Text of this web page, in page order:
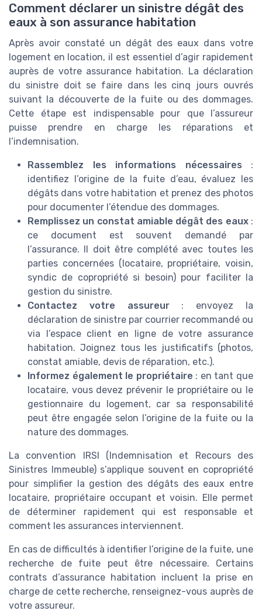
Comment déclarer un sinistre dégât des
eaux à son assurance habitation
Après avoir constaté un dégât des eaux dans votre
logement en location, il est essentiel d’agir rapidement
auprès de votre assurance habitation. La déclaration
du sinistre doit se faire dans les cinq jours ouvrés
suivant la découverte de la fuite ou des dommages.
Cette étape est indispensable pour que l’assureur
puisse prendre en charge les réparations et
l’indemnisation.
Rassemblez les informations nécessaires :
identifiez l’origine de la fuite d’eau, évaluez les
dégâts dans votre habitation et prenez des photos
pour documenter l’étendue des dommages.
Remplissez un constat amiable dégât des eaux:
ce document est souvent demandé par
l’assurance. Il doit être complété avec toutes les
parties concernées (locataire, propriétaire, voisin,
syndic de copropriété si besoin) pour faciliter la
gestion du sinistre.
Contactez votre assureur: envoyez la
déclaration de sinistre par courrier recommandé ou
via l’espace client en ligne de votre assurance
habitation. Joignez tous les justificatifs (photos,
constat amiable, devis de réparation, etc.).
Informez également le propriétaire : en tant que
locataire, vous devez prévenir le propriétaire ou le
gestionnaire du logement, car sa responsabilité
peut être engagée selon l’origine de la fuite ou la
nature des dommages.
La convention IRSI (Indemnisation et Recours des
Sinistres Immeuble) s’applique souvent en copropriété
pour simplifier la gestion des dégâts des eaux entre
locataire, propriétaire occupant et voisin. Elle permet
de déterminer rapidement qui est responsable et
comment les assurances interviennent.
En cas de difficultés à identifier l’origine de la fuite, une
recherche de fuite peut être nécessaire. Certains
contrats d’assurance habitation incluent la prise en
charge de cette recherche, renseignez-vous auprès de
votre assureur.